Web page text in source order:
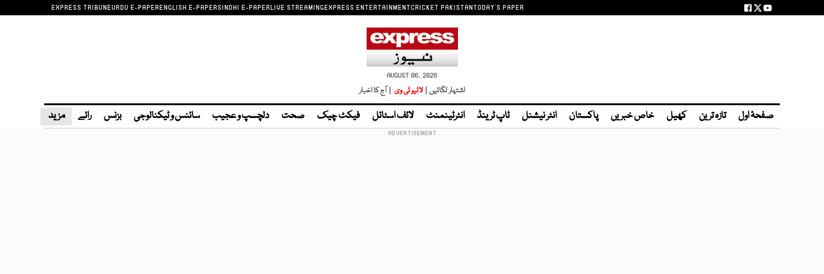
EXPRESS TRIBUNEURDU E-PAPERENGLISH E-PAPERSINDHI E-PAPERLIVE STREAMINGEXPRESS ENTERTAINMENTCRICKET PAKISTANTODAY'S PAPER
AUGUST 06, 2026
اشتہار لگائیں | لائیو ٹی وی | آج کا اخبار
صفحۂ اول تازہ ترین کھیل خاص خبریں پاکستان انٹر نیشنل ٹاپ ٹرینڈ انٹرٹینمنٹ لائف اسٹائل فیکٹ چیک صحت دلچسپ و عجیب سائنس و ٹیکنالوجی بزنس رائے مزید